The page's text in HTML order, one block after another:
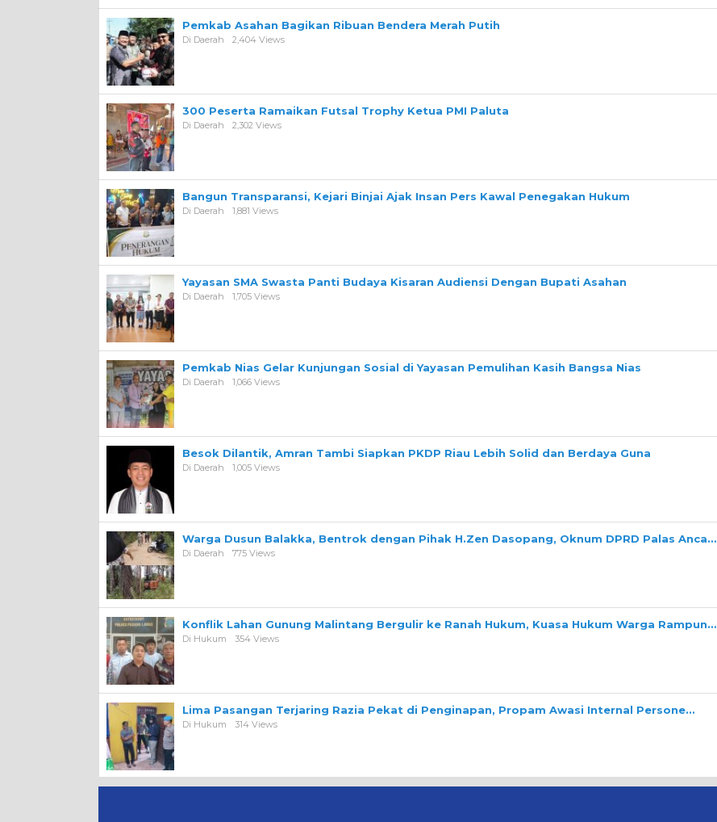
Pemkab Asahan Bagikan Ribuan Bendera Merah Putih
Di Daerah 2,404 Views
300 Peserta Ramaikan Futsal Trophy Ketua PMI Paluta
Di Daerah 2,302 Views
Bangun Transparansi, Kejari Binjai Ajak Insan Pers Kawal Penegakan Hukum
Di Daerah 1,881 Views
Yayasan SMA Swasta Panti Budaya Kisaran Audiensi Dengan Bupati Asahan
Di Daerah 1,705 Views
Pemkab Nias Gelar Kunjungan Sosial di Yayasan Pemulihan Kasih Bangsa Nias
Di Daerah 1,066 Views
Besok Dilantik, Amran Tambi Siapkan PKDP Riau Lebih Solid dan Berdaya Guna
Di Daerah 1,005 Views
Warga Dusun Balakka, Bentrok dengan Pihak H.Zen Dasopang, Oknum DPRD Palas Anca…
Di Daerah 775 Views
Konflik Lahan Gunung Malintang Bergulir ke Ranah Hukum, Kuasa Hukum Warga Rampun…
Di Hukum 354 Views
Lima Pasangan Terjaring Razia Pekat di Penginapan, Propam Awasi Internal Persone…
Di Hukum 314 Views